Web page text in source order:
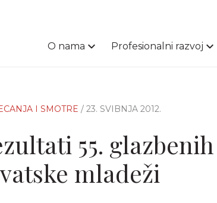
O nama Profesionalni razvoj
I SMOTRE / 23. SVIBNJA 2012.
55.
mladeži